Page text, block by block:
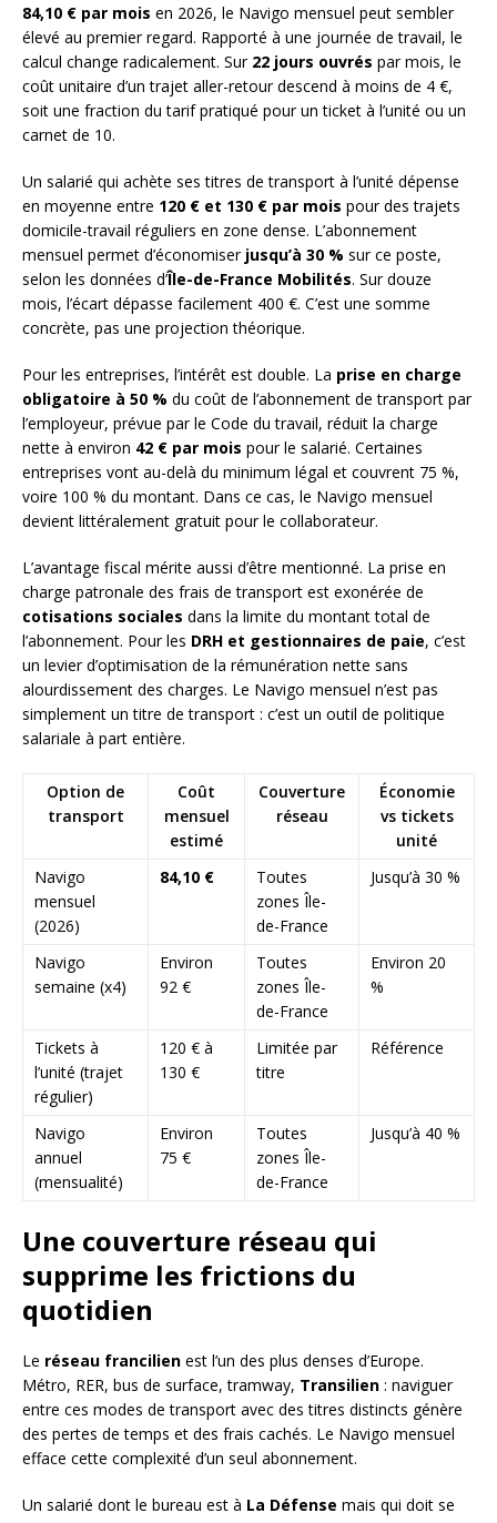
84,10 € par mois en 2026, le Navigo mensuel peut sembler
élevé au premier regard. Rapporté à une journée de travail, le
calcul change radicalement. Sur 22 jours ouvrés par mois, le
coût unitaire d’un trajet aller-retour descend à moins de 4 €,
soit une fraction du tarif pratiqué pour un ticket à l’unité ou un
carnet de 10.
Un salarié qui achète ses titres de transport à l’unité dépense
en moyenne entre 120 € et 130 € par mois pour des trajets
domicile-travail réguliers en zone dense. L’abonnement
mensuel permet d’économiser jusqu’à 30 % sur ce poste,
selon les données d’Île-de-France Mobilités. Sur douze
mois, l’écart dépasse facilement 400 €. C’est une somme
concrète, pas une projection théorique.
Pour les entreprises, l’intérêt est double. La prise en charge
obligatoire à 50 % du coût de l’abonnement de transport par
l’employeur, prévue par le Code du travail, réduit la charge
nette à environ 42 € par mois pour le salarié. Certaines
entreprises vont au-delà du minimum légal et couvrent 75 %,
voire 100 % du montant. Dans ce cas, le Navigo mensuel
devient littéralement gratuit pour le collaborateur.
L’avantage fiscal mérite aussi d’être mentionné. La prise en
charge patronale des frais de transport est exonérée de
cotisations sociales dans la limite du montant total de
l’abonnement. Pour les DRH et gestionnaires de paie, c’est
un levier d’optimisation de la rémunération nette sans
alourdissement des charges. Le Navigo mensuel n’est pas
simplement un titre de transport : c’est un outil de politique
salariale à part entière.
Option de
transport
Coût
mensuel
estimé
Couverture
réseau
Économie
vs tickets
unité
Navigo
mensuel
(2026)
84,10 €
Toutes
zones Île-
de-France
Jusqu’à 30 %
Navigo
semaine (x4)
Environ
92 €
Toutes
zones Île-
de-France
Environ 20
%
Tickets à
l’unité (trajet
régulier)
120 € à
130 €
Limitée par
titre
Référence
Navigo
annuel
(mensualité)
Environ
75 €
Toutes
zones Île-
de-France
Jusqu’à 40 %
Une couverture réseau qui
supprime les frictions du
quotidien
Le réseau francilien est l’un des plus denses d’Europe.
Métro, RER, bus de surface, tramway, Transilien : naviguer
entre ces modes de transport avec des titres distincts génère
des pertes de temps et des frais cachés. Le Navigo mensuel
efface cette complexité d’un seul abonnement.
Un salarié dont le bureau est à La Défense mais qui doit se